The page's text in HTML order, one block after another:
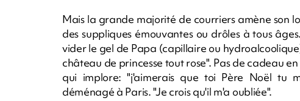
Mais la grande majorité de courriers amène son
des suppliques émouvantes ou drôles à tous
vider le gel de Papa (capillaire ou
château de princesse tout rose". Pas de cadeau
qui implore: "j'aimerais que toi Père Noël tu
déménagé à Paris. "Je crois qu'il m'a oubliée".